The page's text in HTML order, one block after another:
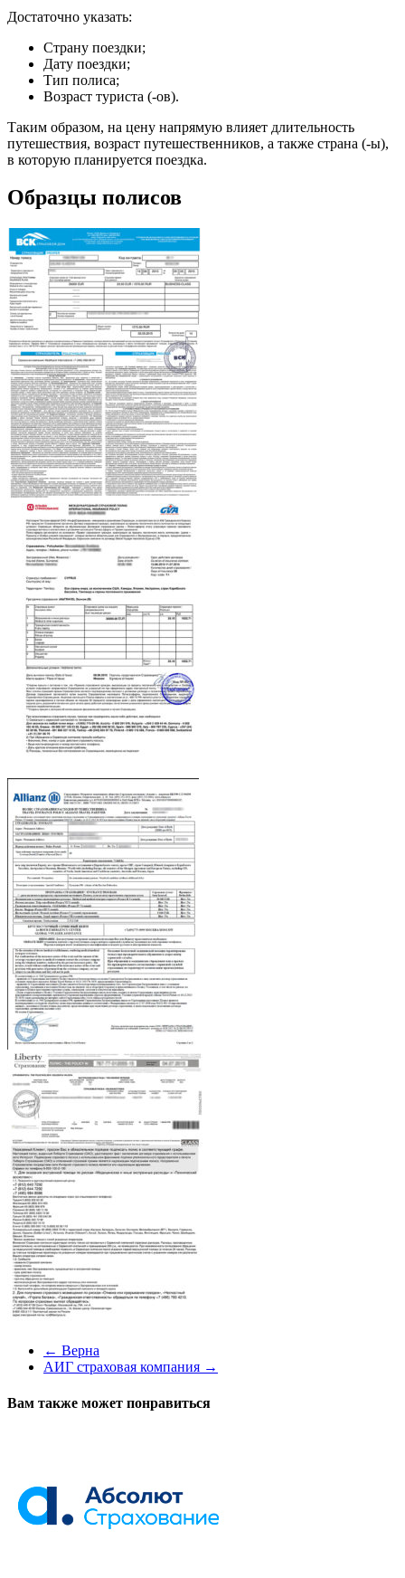
Достаточно указать:
Страну поездки;
Дату поездки;
Тип полиса;
Возраст туриста (-ов).
Таким образом, на цену напрямую влияет длительность
путешествия, возраст путешественников, а также страна (-ы),
в которую планируется поездка.
Образцы полисов
← Верна
АИГ страховая компания →
Вам также может понравиться